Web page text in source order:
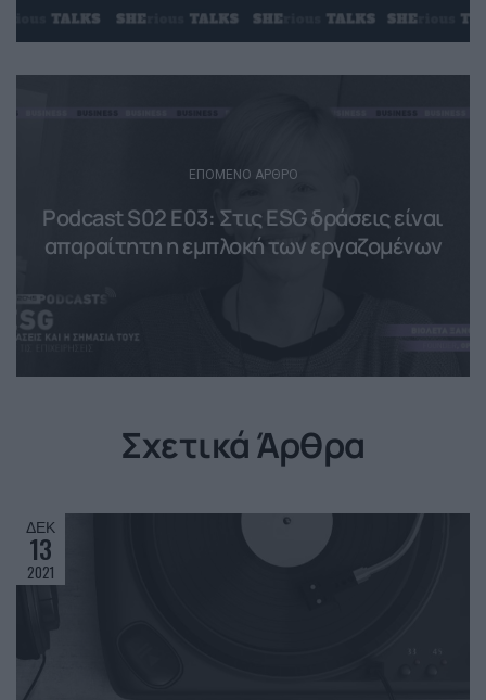
ΕΠΌΜΕΝΟ ΆΡΘΡΟ
Podcast S02 E03: Στις ESG δράσεις είναι
απαραίτητη η εμπλοκή των εργαζομένων
Σχετικά Άρθρα
ΔΕΚ
13
2021